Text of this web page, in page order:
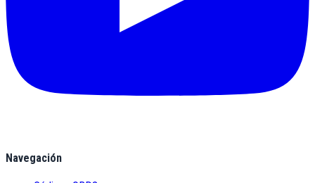
Navegación